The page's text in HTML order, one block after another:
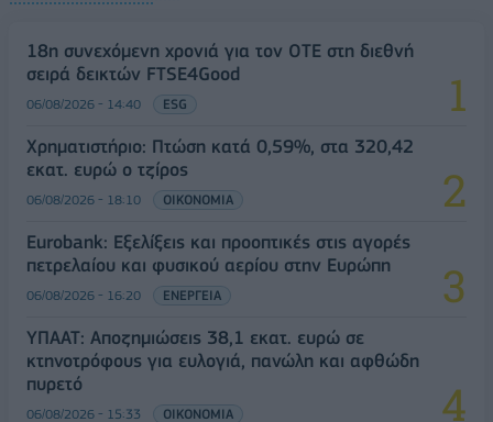
18η συνεχόμενη χρονιά για τον ΟΤΕ στη διεθνή
σειρά δεικτών FTSE4Good
06/08/2026 - 14:40 ESG
Χρηματιστήριο: Πτώση κατά 0,59%, στα 320,42
εκατ. ευρώ ο τζίρος
06/08/2026 - 18:10 ΟΙΚΟΝΟΜΙΑ
Eurobank: Εξελίξεις και προοπτικές στις αγορές
πετρελαίου και φυσικού αερίου στην Ευρώπη
06/08/2026 - 16:20 ΕΝΕΡΓΕΙΑ
ΥΠΑΑΤ: Αποζημιώσεις 38,1 εκατ. ευρώ σε
κτηνοτρόφους για ευλογιά, πανώλη και αφθώδη
πυρετό
06/08/2026 - 15:33 ΟΙΚΟΝΟΜΙΑ